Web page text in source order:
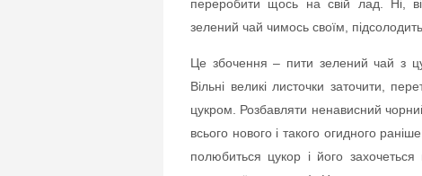
переробити щось на свій лад. Ні,
зелений чай чимось своїм,
Це збочення – пити зелений чай з
Вільні великі листочки заточити,
цукром. Розбавляти ненависний
всього нового і такого огидного
полюбиться цукор і його